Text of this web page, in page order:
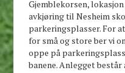
Gjemblekorsen,
avkjøring til Nesheim
parkeringsplasser. For
for små og store ber vi
oppe på
banene. Anlegget består